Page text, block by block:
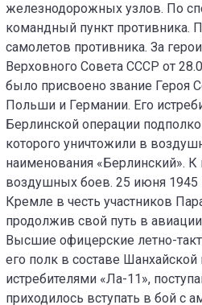
железнодорожных узлов. По
командный пункт противника.
самолетов противника. За
Верховного Совета СССР от
было присвоено звание Героя
Польши и Германии. Его
Берлинской операции
которого уничтожили в
наименования «Берлинский».
воздушных боев. 25 июня 1945
Кремле в честь участников
продолжив свой путь в
Высшие офицерские летно-
его полк в составе
истребителями «Ла-11»,
приходилось вступать в бой с